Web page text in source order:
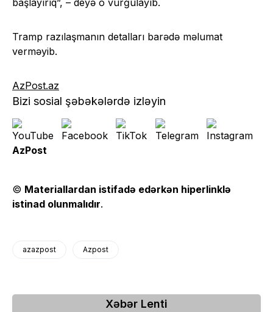
Tramp razılaşmanın detalları barədə məlumat
verməyib.
AzPost.az
Bizi sosial şəbəkələrdə izləyin
AzPost
© Materiallardan istifadə edərkən hiperlinklə
istinad olunmalıdır.
azazpost Azpost
Xəbər Lenti